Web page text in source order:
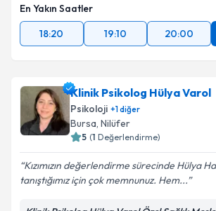
En Yakın Saatler
18:20
19:10 20:00
Klinik Psikolog Hülya Varol
Psikoloji +1diğer
Bursa, Nilüfer
5 (1 Değerlendirme)
Kızımızın değerlendirme sürecinde Hülya
tanıştığımız için çok memnunuz. Hem...